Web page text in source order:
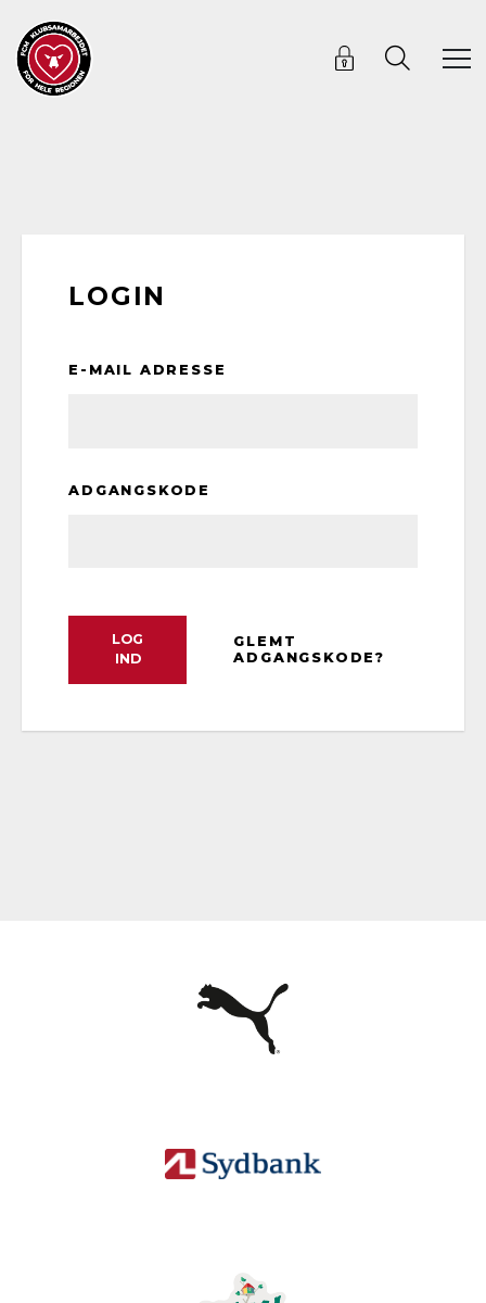
LOGIN
E-MAIL ADRESSE
ADGANGSKODE
LOG
IND
GLEMT
ADGANGSKODE?